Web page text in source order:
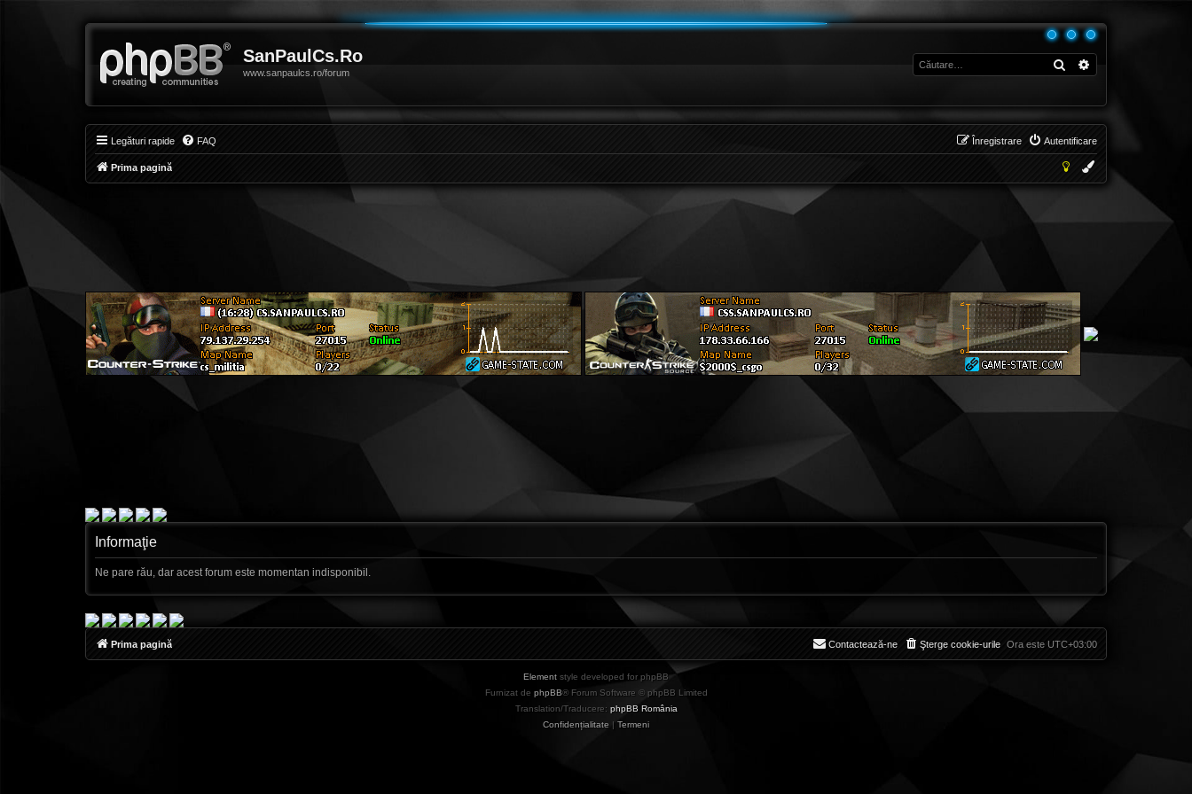
SanPaulCs.Ro
www.sanpaulcs.ro/forum
Căutare
Legături rapide FAQ Autentificare
Înregistrare
Prima pagină
Informaţie
Ne pare rău, dar acest forum este momentan indisponibil.
Prima pagină Ora este UTC+03:00
Şterge cookie-urile
Contactează-ne
Element style developed for phpBB
Furnizat de phpBB® Forum Software © phpBB Limited
Translation/Traducere: phpBB România
Confidențialitate
Termeni